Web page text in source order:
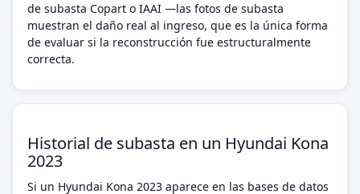
de subasta Copart o IAAI —las fotos de subasta
muestran el daño real al ingreso, que es la única forma
de evaluar si la reconstrucción fue estructuralmente
correcta.
Historial de subasta en un Hyundai Kona
2023
Si un Hyundai Kona 2023 aparece en las bases de datos